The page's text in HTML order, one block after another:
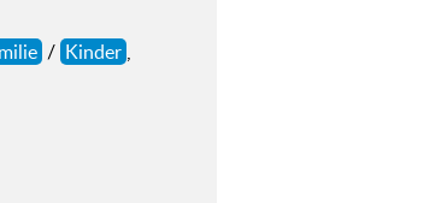
/ Kinder ,